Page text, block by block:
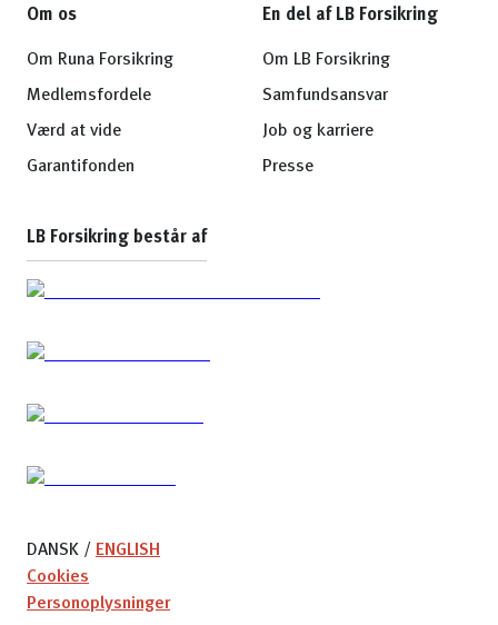
Om os
Om Runa Forsikring
Medlemsfordele
Værd at vide
Garantifonden
En del af LB Forsikring
Om LB Forsikring
Samfundsansvar
Job og karriere
Presse
LB Forsikring består af
DANSK / ENGLISH
Cookies
Personoplysninger